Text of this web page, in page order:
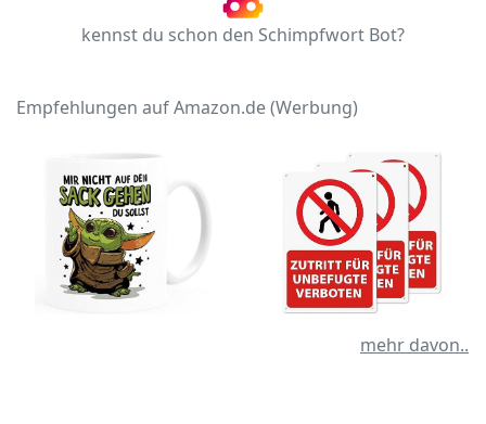
kennst du schon den Schimpfwort Bot?
Empfehlungen auf Amazon.de (Werbung)
mehr davon..